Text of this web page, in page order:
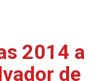
2014 a
de